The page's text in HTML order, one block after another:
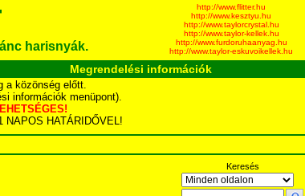
harisnyák.
http://www.flitter.hu
http://www.kesztyu.hu
http://www.taylorcrystal.hu
http://www.taylor-kellek.hu
http://www.furdoruhaanyag.hu
http://www.taylor-eskuvoikellek.hu
Megrendelési információk
a közönség előtt.
információk menüpont).
NAPOS HATÁRIDŐVEL!
Keresés